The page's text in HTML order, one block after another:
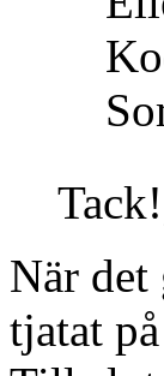
När
tjatat